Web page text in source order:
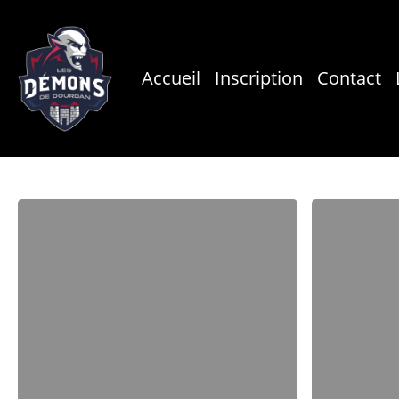
main
content
Accueil Inscription Contact